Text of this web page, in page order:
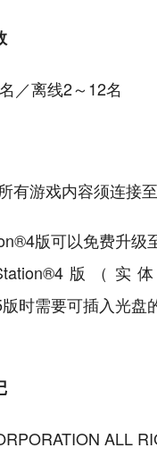
／离线2～12名
有游戏内容须连接至
版可以免费升级
版（实
时需要可插入光盘
ALL